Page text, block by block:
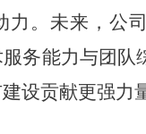
力。未来，公
务能力与团
设贡献更强力